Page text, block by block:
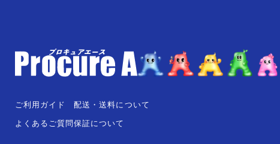
ご利用ガイド
よくあるご質問
配送・送料について
保証について